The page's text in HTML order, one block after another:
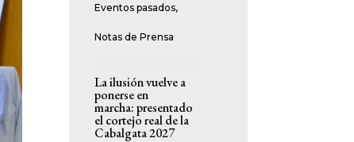
Eventos pasados,
Notas de Prensa
La ilusión vuelve a
ponerse en
marcha: presentado
el cortejo real de la
Cabalgata 2027